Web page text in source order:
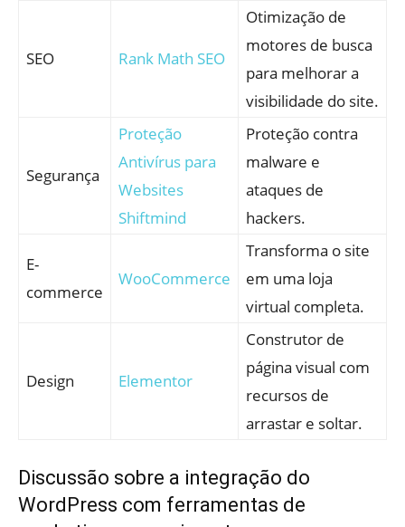
SEO Rank Math SEO
Otimização de
motores de busca
para melhorar a
visibilidade do site.
Segurança
Proteção
Antivírus para
Websites
Shiftmind
Proteção contra
malware e
ataques de
hackers.
E-
commerce
WooCommerce
Transforma o site
em uma loja
virtual completa.
Design Elementor
Construtor de
página visual com
recursos de
arrastar e soltar.
Discussão sobre a integração do
WordPress com ferramentas de